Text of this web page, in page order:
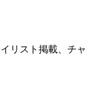
リスト掲載、チャ